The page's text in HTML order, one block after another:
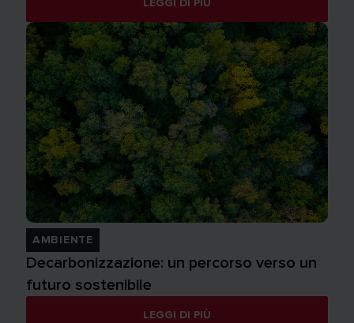
AMBIENTE
Decarbonizzazione: un percorso verso un
futuro sostenibile
LEGGI DI PIÙ